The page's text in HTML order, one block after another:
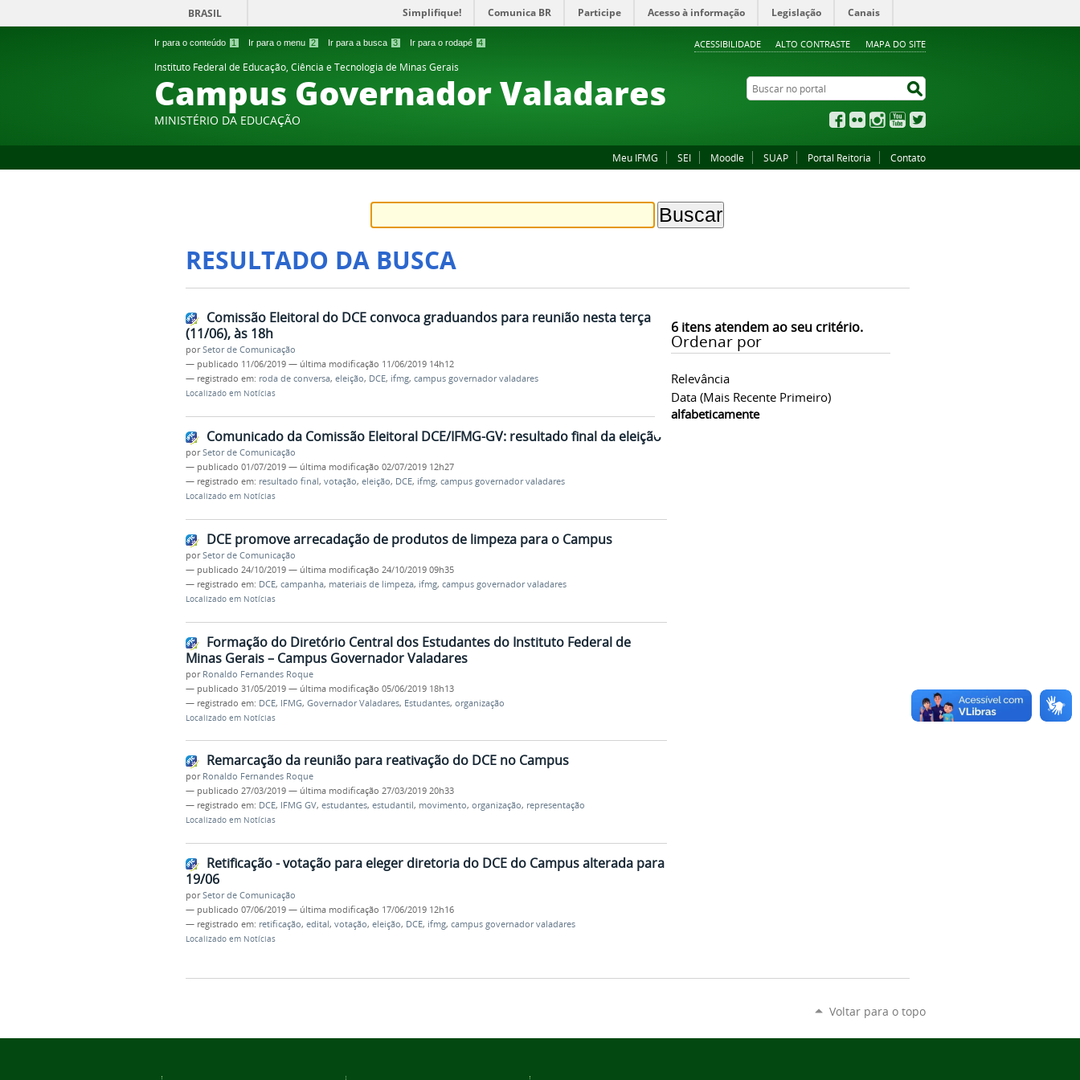
Ir para o conteúdo 1 Ir para o menu 2 Ir para a busca 3 Ir para o rodapé 4 ACESSIBILIDADE ALTO CONTRASTE MAPA DO SITE
BRASIL Simplifique! Comunica BR Participe Acesso à informação Legislação Canais
Instituto Federal de Educação, Ciência e Tecnologia de Minas Gerais
Campus Governador Valadares
MINISTÉRIO DA EDUCAÇÃO
Buscar no portal
Facebook
Flickr InstagramYouTube
Meu IFMG SEI Moodle SUAP Portal Reitoria Contato
RESULTADO DA BUSCA
6itens atendem ao seu critério.
Ordenar por
Relevância
Data (mais Recente Primeiro)
alfabeticamente
Comissão Eleitoral do DCE convoca graduandos para reunião nesta terça
(11/06), às 18h
porSetor de Comunicação
— publicado 11/06/2019 — última modificação 11/06/2019 14h12
— registrado em: roda de conversa, eleição, DCE, ifmg, campus governador valadares
Localizado em Notícias
Comunicado da Comissão Eleitoral DCE/IFMG-GV: resultado final da eleição
porSetor de Comunicação
— publicado 01/07/2019 — última modificação 02/07/2019 12h27
— registrado em: resultado final, votação, eleição, DCE, ifmg, campus governador valadares
Localizado em Notícias
DCE promove arrecadação de produtos de limpeza para o Campus
porSetor de Comunicação
— publicado 24/10/2019 — última modificação 24/10/2019 09h35
— registrado em: DCE, campanha, materiais de limpeza, ifmg, campus governador valadares
Localizado em Notícias
Formação do Diretório Central dos Estudantes do Instituto Federal de
Minas Gerais – Campus Governador Valadares
por Ronaldo Fernandes Roque
— publicado 31/05/2019 — última modificação 05/06/2019 18h13
— registrado em: DCE, IFMG, Governador Valadares, Estudantes, organização
Localizado em Notícias
Remarcação da reunião para reativação do DCE no Campus
por Ronaldo Fernandes Roque
— publicado 27/03/2019 — última modificação 27/03/2019 20h33
— registrado em: DCE, IFMG GV, estudantes, estudantil, movimento, organização, representação
Localizado em Notícias
Retificação - votação para eleger diretoria do DCE do Campus alterada para
19/06
porSetor de Comunicação
— publicado 07/06/2019 — última modificação 17/06/2019 12h16
— registrado em: retificação, edital, votação, eleição, DCE, ifmg, campus governador valadares
Localizado em Notícias
Voltar para o topo